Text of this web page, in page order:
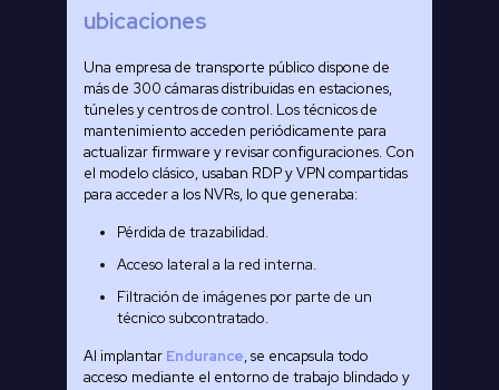
ubicaciones
Una empresa de transporte público dispone de
más de 300 cámaras distribuidas en estaciones,
túneles y centros de control. Los técnicos de
mantenimiento acceden periódicamente para
actualizar firmware y revisar configuraciones. Con
el modelo clásico, usaban RDP y VPN compartidas
para acceder a los NVRs, lo que generaba:
Pérdida de trazabilidad.
Acceso lateral a la red interna.
Filtración de imágenes por parte de un
técnico subcontratado.
Al implantar Endurance, se encapsula todo
acceso mediante el entorno de trabajo blindado y